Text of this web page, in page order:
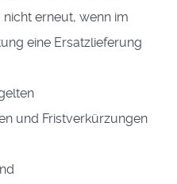
erneut, wenn im
eine Ersatzlieferung
und Fristverkürzungen